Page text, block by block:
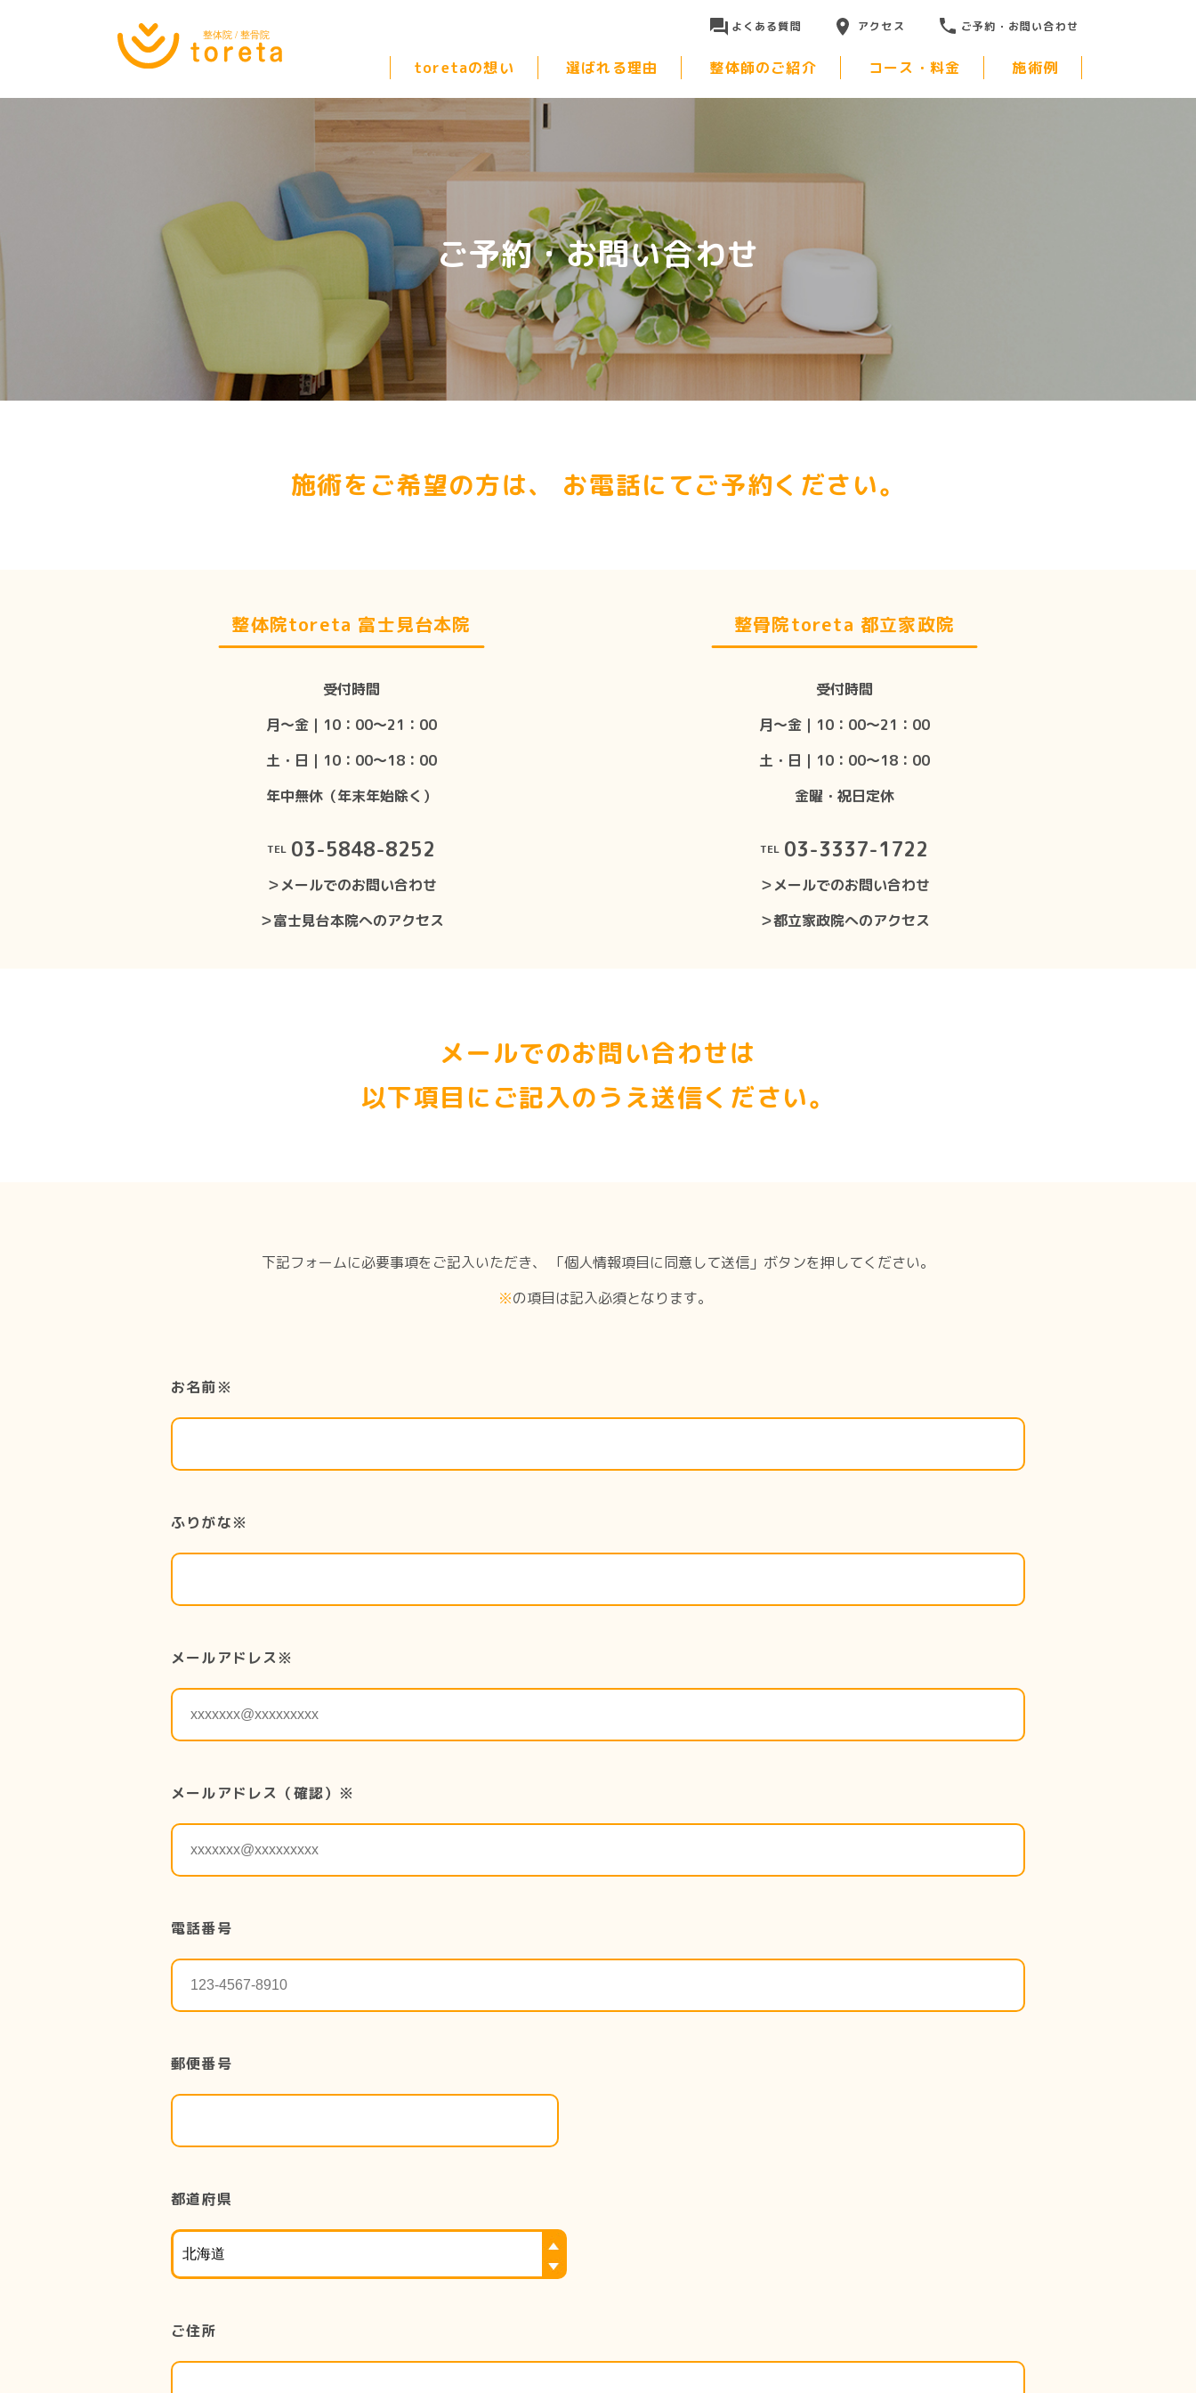
よくある質問 アクセス ご予約・お問い合わせ
toretaの想い 選ばれる理由 整体師のご紹介 コース・料金 施術例
ご予約・お問い合わせ
施術をご希望の方は、 お電話にてご予約ください。
整体院toreta 富士見台本院
受付時間
月〜金｜10：00〜21：00
土・日｜10：00〜18：00
年中無休（年末年始除く）
TEL 03-5848-8252
＞メールでのお問い合わせ
＞富士見台本院へのアクセス
整骨院toreta 都立家政院
受付時間
月〜金｜10：00〜21：00
土・日｜10：00〜18：00
金曜・祝日定休
TEL 03-3337-1722
＞メールでのお問い合わせ
＞都立家政院へのアクセス
メールでのお問い合わせは
以下項目にご記入のうえ送信ください。
下記フォームに必要事項をご記入いただき、
「個人情報項目に同意して送信」ボタンを押してください。
※の項目は記入必須となります。
お名前※
ふりがな※
メールアドレス※
メールアドレス（確認）※
電話番号
郵便番号
都道府県
ご住所